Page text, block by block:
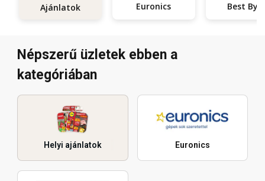
Ajánlatok Euronics Best
Népszerű üzletek ebben a
kategóriában
Helyi ajánlatok Euronics